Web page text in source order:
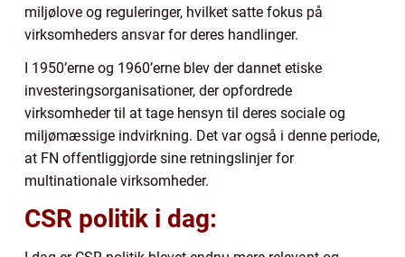
miljølove og reguleringer, hvilket satte fokus på
virksomheders ansvar for deres handlinger.
I 1950’erne og 1960’erne blev der dannet etiske
investeringsorganisationer, der opfordrede
virksomheder til at tage hensyn til deres sociale og
miljømæssige indvirkning. Det var også i denne periode,
at FN offentliggjorde sine retningslinjer for
multinationale virksomheder.
CSR politik i dag: